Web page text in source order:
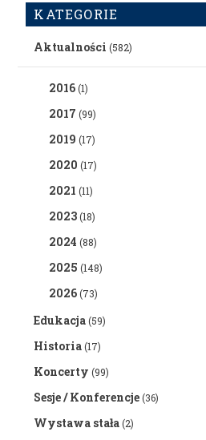
KATEGORIE
Aktualności (582)
2016(1)
2017 (99)
2019 (17)
2020 (17)
2021 (11)
2023(18)
2024 (88)
2025 (148)
2026(73)
Edukacja(59)
Historia(17)
Koncerty (99)
Sesje / Konferencje(36)
Wystawa stała(2)